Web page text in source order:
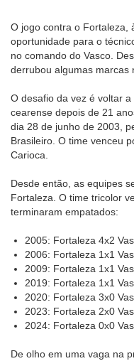
O jogo contra o Fortaleza,
oportunidade para o
no comando do Vasco.
derrubou algumas marcas
O desafio da vez é voltar
cearense depois de 21
dia 28 de junho de 2003,
Brasileiro. O time venceu
Carioca.
Desde então, as equipes
Fortaleza. O time tricolor
terminaram empatados:
2005: Fortaleza 4x2
2006: Fortaleza 1x1
2009: Fortaleza 1x1
2019: Fortaleza 1x1
2020: Fortaleza 3x0
2023: Fortaleza 2x0
2024: Fortaleza 0x0
De olho em uma vaga na